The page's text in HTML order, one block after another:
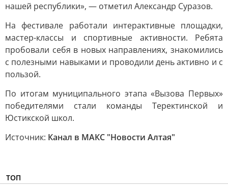
нашей республики», — отметил Александр Суразов.
На фестивале работали интерактивные площадки,
мастер-классы и спортивные активности. Ребята
пробовали себя в новых направлениях, знакомились
с полезными навыками и проводили день активно и с
пользой.
По итогам муниципального этапа «Вызова Первых»
победителями стали команды Теректинской и
Юстикской школ.
Источник: Канал в МАКС "Новости Алтая"
ТОП